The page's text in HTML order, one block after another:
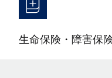
生命保険・障害保